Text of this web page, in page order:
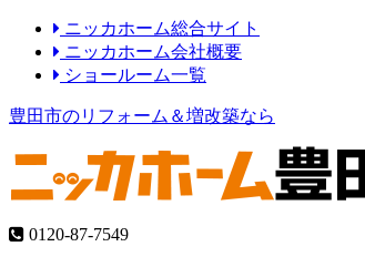
ニッカホーム総合サイト
ニッカホーム会社概要
ショールーム一覧
豊田市のリフォーム＆増改築なら
0120-87-7549